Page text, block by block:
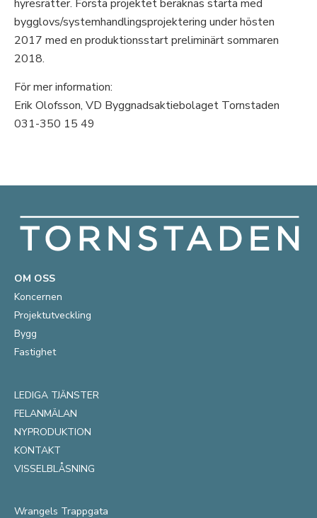
hyresrätter. Första projektet beräknas starta med
bygglovs/systemhandlingsprojektering under hösten
2017 med en produktionsstart preliminärt sommaren
2018.
För mer information:
Erik Olofsson, VD Byggnadsaktiebolaget Tornstaden
031-350 15 49
OM OSS
Koncernen
Projektutveckling
Bygg
Fastighet
LEDIGA TJÄNSTER
FELANMÄLAN
NYPRODUKTION
KONTAKT
VISSELBLÅSNING
Wrangels Trappgata